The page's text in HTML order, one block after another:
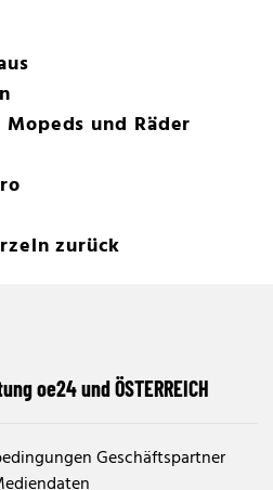
und Räder
zurück
oe24 und ÖSTERREICH
Geschäftspartner